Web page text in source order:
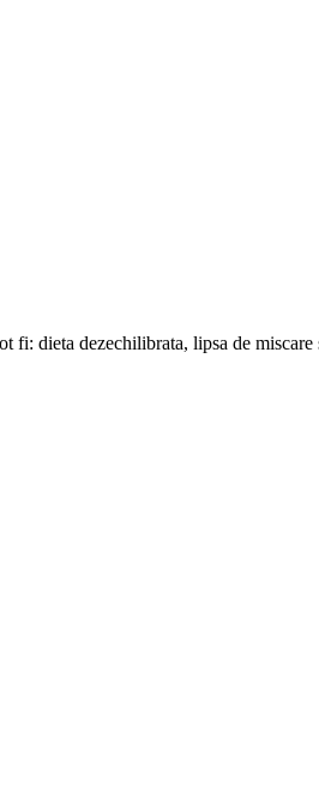
fi: dieta dezechilibrata, lipsa de